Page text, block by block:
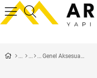
Genel Aksesuarlar